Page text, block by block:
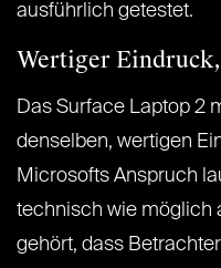
ausführlich getestet.
Wertiger
Das Surface Laptop 2
denselben, wertigen
Microsofts Anspruch
technisch wie möglich
gehört, dass